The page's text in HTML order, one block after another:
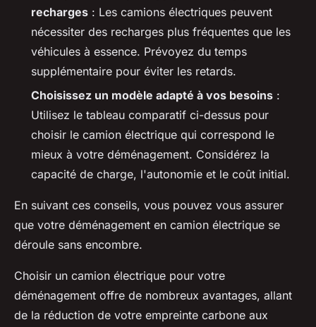
recharges : Les camions électriques peuvent
nécessiter des recharges plus fréquentes que les
véhicules à essence. Prévoyez du temps
supplémentaire pour éviter les retards.
Choisissez un modèle adapté à vos besoins :
Utilisez le tableau comparatif ci-dessus pour
choisir le camion électrique qui correspond le
mieux à votre déménagement. Considérez la
capacité de charge, l'autonomie et le coût initial.
En suivant ces conseils, vous pouvez vous assurer
que votre déménagement en camion électrique se
déroule sans encombre.
Choisir un camion électrique pour votre
déménagement offre de nombreux avantages, allant
de la réduction de votre empreinte carbone aux